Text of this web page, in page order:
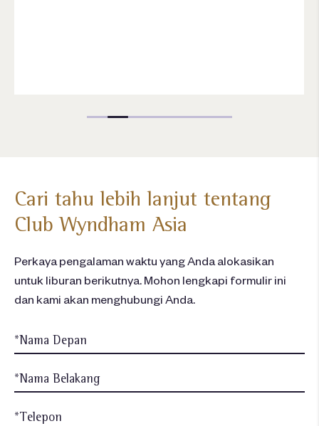
Cari tahu lebih lanjut tentang
Club Wyndham Asia
Perkaya pengalaman waktu yang Anda alokasikan
untuk liburan berikutnya. Mohon lengkapi formulir ini
dan kami akan menghubungi Anda.